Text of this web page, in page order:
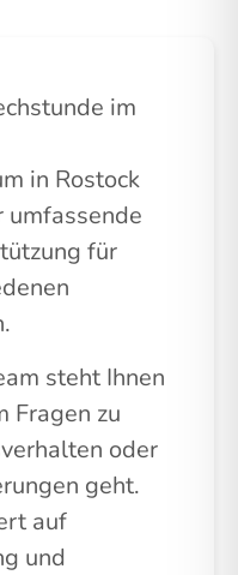
im
in Rostock
für
steht Ihnen
Fragen zu
oder
geht.
auf
und